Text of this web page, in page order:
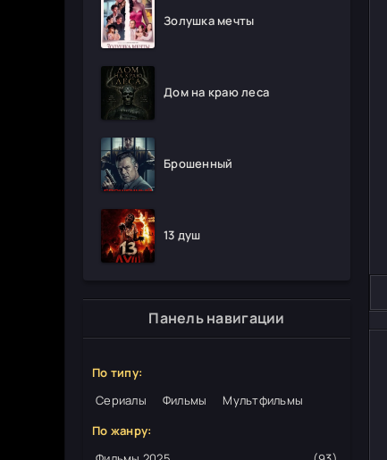
Золушка мечты
Дом на краю леса
Брошенный
13 душ
Панель навигации
По типу:
Сериалы
Фильмы
Мультфильмы
По жанру: